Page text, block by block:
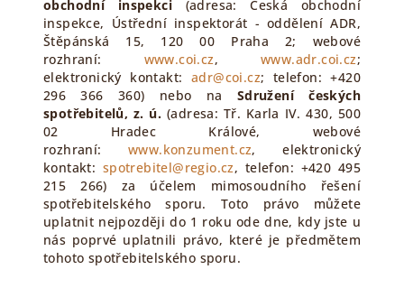
obchodní inspekci
(adresa: Česká obchodní
inspekce, Ústřední inspektorát - oddělení ADR,
Štěpánská 15, 120 00 Praha 2; webové
rozhraní:
www.coi.cz, www.adr.coi.cz;
elektronický kontakt: adr@coi.cz; telefon: +420
296 366 360) nebo na
Sdružení českých
spotřebitelů, z. ú. (adresa: Tř. Karla IV. 430, 500
02 Hradec Králové, webové
rozhraní:
www.konzument.cz, elektronický
kontakt: spotrebitel@regio.cz, telefon: +420 495
215 266) za účelem mimosoudního řešení
spotřebitelského sporu. Toto právo můžete
uplatnit nejpozději do 1 roku ode dne, kdy jste u
nás poprvé uplatnili právo, které je předmětem
tohoto spotřebitelského sporu.